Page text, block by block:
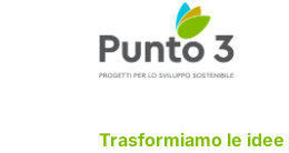
Trasformiamo le